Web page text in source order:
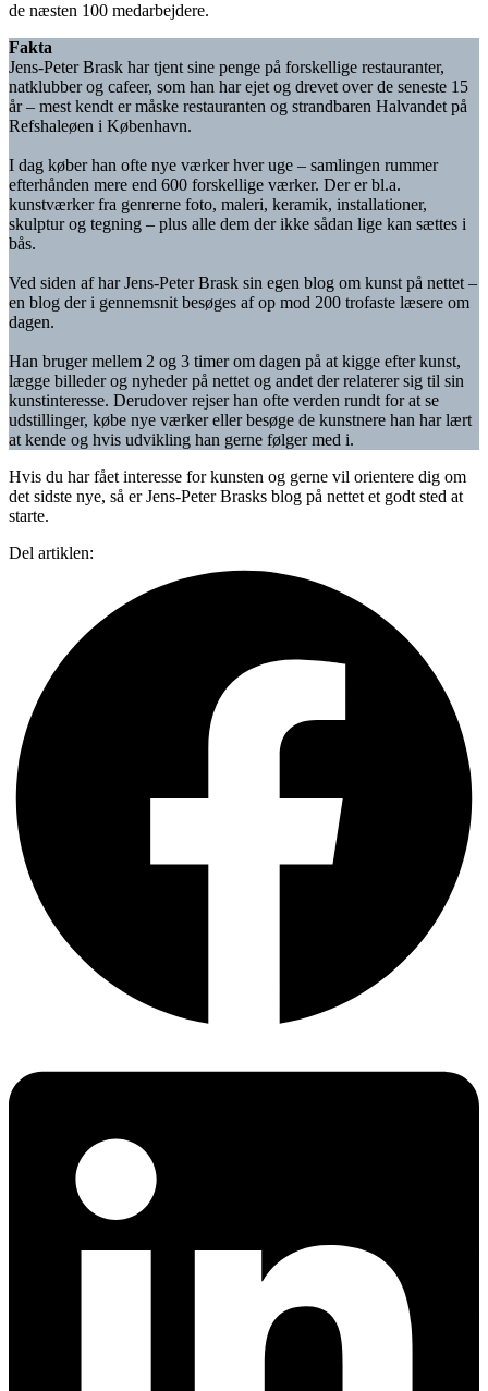
de næsten 100 medarbejdere.
Fakta
Jens-Peter Brask har tjent sine penge på forskellige restauranter,
natklubber og cafeer, som han har ejet og drevet over de seneste 15
år – mest kendt er måske restauranten og strandbaren Halvandet på
Refshaleøen i København.
I dag køber han ofte nye værker hver uge – samlingen rummer
efterhånden mere end 600 forskellige værker. Der er bl.a.
kunstværker fra genrerne foto, maleri, keramik, installationer,
skulptur og tegning – plus alle dem der ikke sådan lige kan sættes i
bås.
Ved siden af har Jens-Peter Brask sin egen blog om kunst på nettet –
en blog der i gennemsnit besøges af op mod 200 trofaste læsere om
dagen.
Han bruger mellem 2 og 3 timer om dagen på at kigge efter kunst,
lægge billeder og nyheder på nettet og andet der relaterer sig til sin
kunstinteresse. Derudover rejser han ofte verden rundt for at se
udstillinger, købe nye værker eller besøge de kunstnere han har lært
at kende og hvis udvikling han gerne følger med i.
Hvis du har fået interesse for kunsten og gerne vil orientere dig om
det sidste nye, så er Jens-Peter Brasks blog på nettet et godt sted at
starte.
Del artiklen: